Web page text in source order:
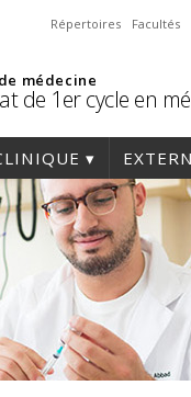
Répertoires Facultés
médecine
de 1er cycle en